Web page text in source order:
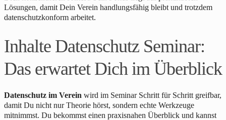
Lösungen, damit Dein Verein handlungsfähig bleibt und trotzdem
datenschutzkonform arbeitet.
Inhalte Datenschutz Seminar:
Das erwartet Dich im Überblick
Datenschutz im Verein wird im Seminar Schritt für Schritt greifbar,
damit Du nicht nur Theorie hörst, sondern echte Werkzeuge
mitnimmst. Du bekommst einen praxisnahen Überblick und kannst